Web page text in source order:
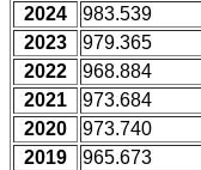
2024
983.539
2023
979.365
2022
968.884
2021
973.684
2020
973.740
2019
965.673